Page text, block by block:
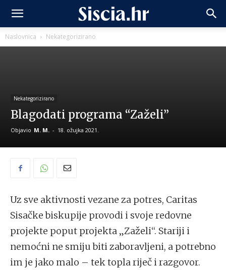
Naslovnica Nekategorizirano
Nekategorizirano
Blagodati programa “Zaželi”
Objavio M. M. - 18. ožujka 2021.
Uz sve aktivnosti vezane za potres, Caritas
Sisačke biskupije provodi i svoje redovne
projekte poput projekta „Zaželi“. Stariji i
nemoćni ne smiju biti zaboravljeni, a potrebno
im je jako malo – tek topla riječ i razgovor.